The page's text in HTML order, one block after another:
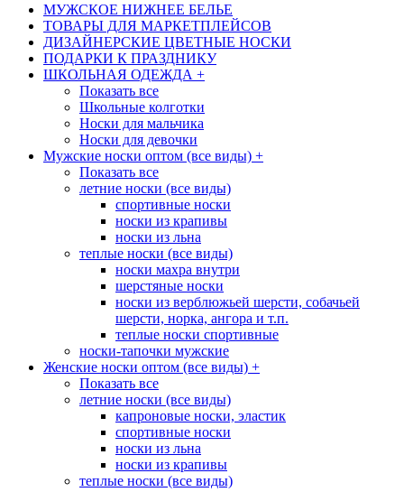
МУЖСКОЕ НИЖНЕЕ БЕЛЬЕ
ТОВАРЫ ДЛЯ МАРКЕТПЛЕЙСОВ
ДИЗАЙНЕРСКИЕ ЦВЕТНЫЕ НОСКИ
ПОДАРКИ К ПРАЗДНИКУ
ШКОЛЬНАЯ ОДЕЖДА +
Показать все
Школьные колготки
Носки для мальчика
Носки для девочки
Мужские носки оптом (все виды) +
Показать все
летние носки (все виды)
спортивные носки
носки из крапивы
носки из льна
теплые носки (все виды)
носки махра внутри
шерстяные носки
носки из верблюжьей шерсти, собачьей
шерсти, норка, ангора и т.п.
теплые носки спортивные
носки-тапочки мужские
Женские носки оптом (все виды) +
Показать все
летние носки (все виды)
капроновые носки, эластик
спортивные носки
носки из льна
носки из крапивы
теплые носки (все виды)